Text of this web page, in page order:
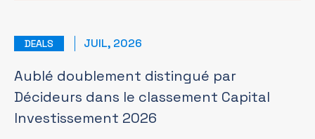
DEALS JUIL, 2026
Aublé doublement distingué par
Décideurs dans le classement Capital
Investissement 2026